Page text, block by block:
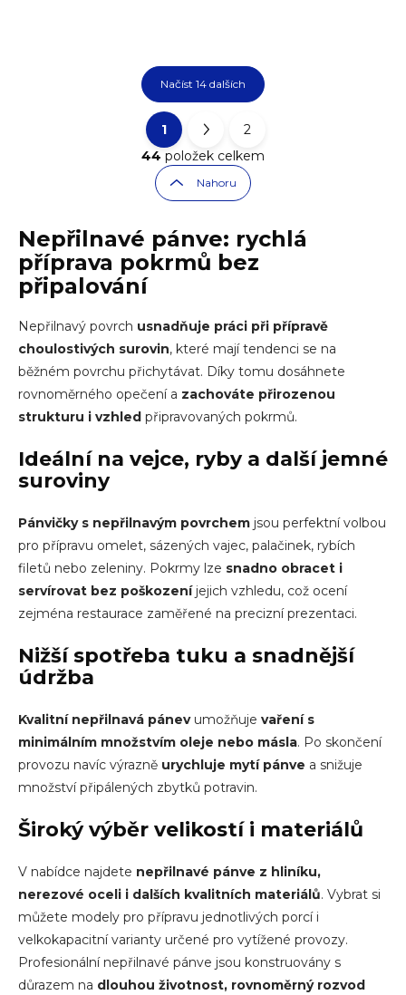
Ovládací prvky výpisu
Načíst 14 dalších
Stránkování
1
2
44 položek celkem
Nahoru
Nepřilnavé pánve: rychlá
příprava pokrmů bez
připalování
Nepřilnavý povrch usnadňuje práci při přípravě
choulostivých surovin, které mají tendenci se na
běžném povrchu přichytávat. Díky tomu dosáhnete
rovnoměrného opečení a zachováte přirozenou
strukturu i vzhled připravovaných pokrmů.
Ideální na vejce, ryby a další jemné
suroviny
Pánvičky s nepřilnavým povrchem jsou perfektní volbou
pro přípravu omelet, sázených vajec, palačinek, rybích
filetů nebo zeleniny. Pokrmy lze snadno obracet i
servírovat bez poškozeníjejich vzhledu, což ocení
zejména restaurace zaměřené na precizní prezentaci.
Nižší spotřeba tuku a snadnější
údržba
Kvalitní nepřilnavá pánev umožňuje vaření s
minimálním množstvím oleje nebo másla. Po skončení
provozu navíc výrazně urychluje mytí pánve a snižuje
množství připálených zbytků potravin.
Široký výběr velikostí i materiálů
V nabídce najdete nepřilnavé pánve z hliníku,
nerezové oceli i dalších kvalitních materiálů. Vybrat si
můžete modely pro přípravu jednotlivých porcí i
velkokapacitní varianty určené pro vytížené provozy.
Profesionální nepřilnavé pánve jsou konstruovány s
důrazem na dlouhou životnost, rovnoměrný rozvod